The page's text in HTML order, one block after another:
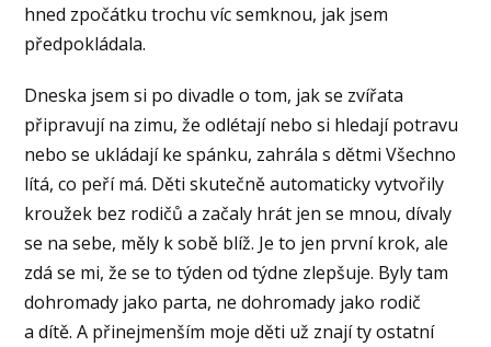
hned zpočátku trochu víc semknou, jak jsem
předpokládala.
Dneska jsem si po divadle o tom, jak se zvířata
připravují na zimu, že odlétají nebo si hledají potravu
nebo se ukládají ke spánku, zahrála s dětmi Všechno
lítá, co peří má. Děti skutečně automaticky vytvořily
kroužek bez rodičů a začaly hrát jen se mnou, dívaly
se na sebe, měly k sobě blíž. Je to jen první krok, ale
zdá se mi, že se to týden od týdne zlepšuje. Byly tam
dohromady jako parta, ne dohromady jako rodič
a dítě. A přinejmenším moje děti už znají ty ostatní